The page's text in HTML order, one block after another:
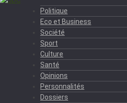
Politique
Eco et Business
Société
Sport
Culture
Santé
Opinions
Personnalités
Dossiers